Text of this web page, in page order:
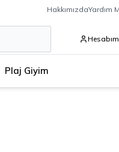
HakkımızdaYardım
Hesabım
Plaj Giyim